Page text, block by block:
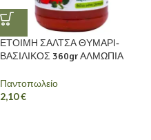
ΕΤΟΙΜΗ ΣΑΛΤΣΑ ΘΥΜΑΡΙ-
ΒΑΣΙΛΙΚΟΣ 360gr ΑΛΜΩΠΙΑ
Παντοπωλείο
2,10€